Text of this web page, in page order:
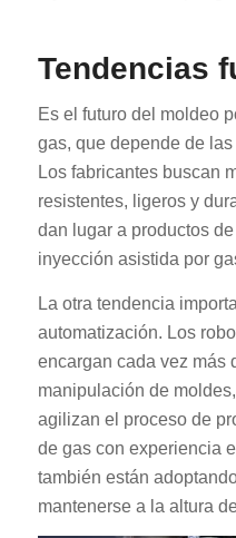
Tendencias
Es el futuro del moldeo
gas, que depende de
Los fabricantes buscan
resistentes, ligeros y
dan lugar a productos
inyección asistida por
La otra tendencia
automatización. Los
encargan cada vez más
manipulación de
agilizan el proceso de
de gas con experiencia
también están
mantenerse a la altura